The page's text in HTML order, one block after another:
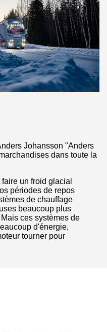
Johansson "Anders
dans toute la
un froid glacial
périodes de repos
de chauffage
beaucoup plus
ces systèmes de
d'énergie,
tourner pour